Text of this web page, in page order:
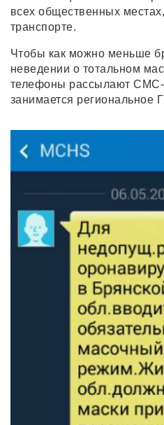
всех общественных
транспорте.
Чтобы как можно меньше
неведении о тотальном
телефоны рассылают
занимается региональное